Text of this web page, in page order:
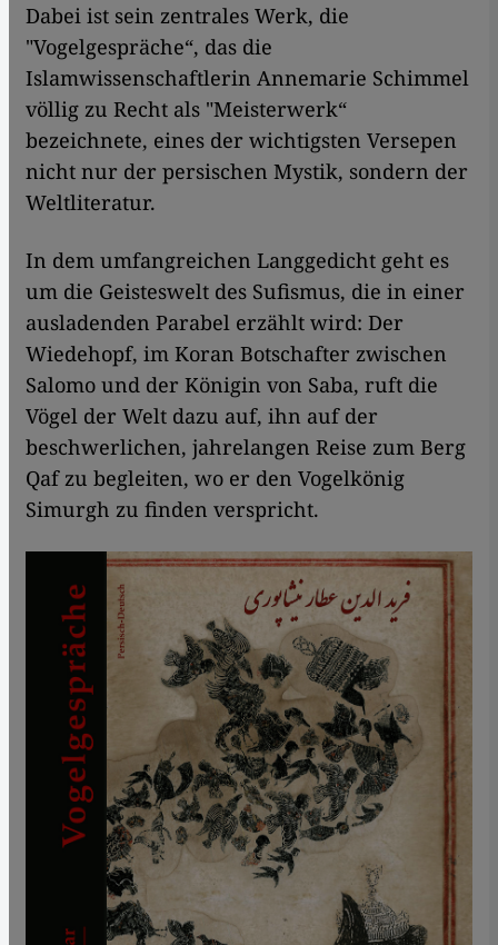
Dabei ist sein zentrales Werk, die
"Vogelgespräche“, das die
Islamwissenschaftlerin Annemarie Schimmel
völlig zu Recht als "Meisterwerk“
bezeichnete, eines der wichtigsten Versepen
nicht nur der persischen Mystik, sondern der
Weltliteratur.
In dem umfangreichen Langgedicht geht es
um die Geisteswelt des Sufismus, die in einer
ausladenden Parabel erzählt wird: Der
Wiedehopf, im Koran Botschafter zwischen
Salomo und der Königin von Saba, ruft die
Vögel der Welt dazu auf, ihn auf der
beschwerlichen, jahrelangen Reise zum Berg
Qaf zu begleiten, wo er den Vogelkönig
Simurgh zu finden verspricht.